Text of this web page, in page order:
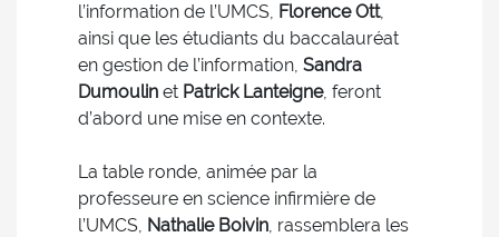
l’information de l’UMCS, Florence Ott,
ainsi que les étudiants du baccalauréat
en gestion de l’information, Sandra
Dumoulin et Patrick Lanteigne, feront
d’abord une mise en contexte.
La table ronde, animée par la
professeure en science infirmière de
l’UMCS, Nathalie Boivin, rassemblera les